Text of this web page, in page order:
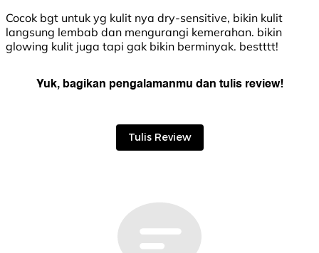
Cocok bgt untuk yg kulit nya dry-sensitive, bikin kulit
langsung lembab dan mengurangi kemerahan. bikin
glowing kulit juga tapi gak bikin berminyak. bestttt!